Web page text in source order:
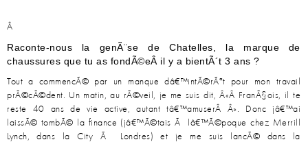
Â
Raconte-nous la genÃ¨se de Chatelles, la marque de
chaussures que tu as fondÃ©eÂ il y a bientÃ´t 3 ans ?
Tout a commencÃ© par un manque dâ€™intÃ©rÃªt pour mon travail
prÃ©cÃ©dent. Un matin, au rÃ©veil, je me suis dit, Â«Â FranÃ§ois, il te
reste 40 ans de vie active, autant tâ€™amuserÂ Â». Donc jâ€™ai
laissÃ© tombÃ© la finance (jâ€™Ã©tais Ã lâ€™Ã©poque chez Merrill
Lynch, dans la City Ã Londres) et je me suis lancÃ© dans la